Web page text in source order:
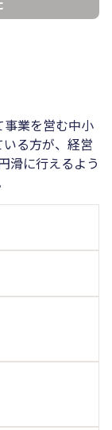
業を営む中小
る方が、経営
滑に行えるよう